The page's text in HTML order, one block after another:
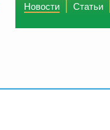
Новости Статьи